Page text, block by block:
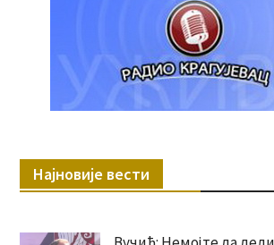
Најновије вести